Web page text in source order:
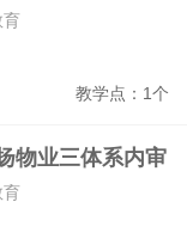
训班
教学点：1个
育
物业三体系内审
育